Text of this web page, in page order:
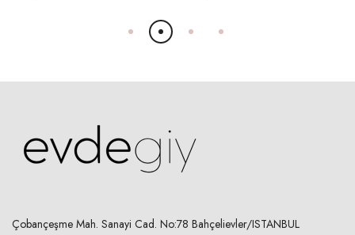
Çobançeşme Mah. Sanayi Cad. No:78 Bahçelievler/ISTANBUL